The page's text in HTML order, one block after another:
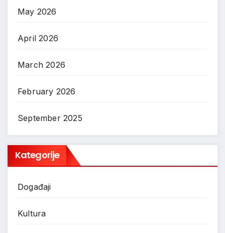
May 2026
April 2026
March 2026
February 2026
September 2025
Kategorije
Događaji
Kultura